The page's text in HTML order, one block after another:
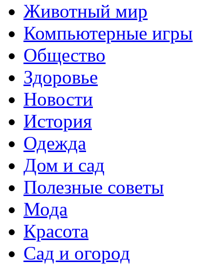
Животный мир
Компьютерные игры
Общество
Здоровье
Новости
История
Одежда
Дом и сад
Полезные советы
Мода
Красота
Сад и огород